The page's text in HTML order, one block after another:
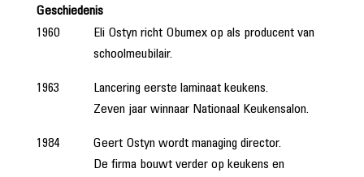
Geschiedenis
1960
Eli Ostyn richt Obumex op als producent van
schoolmeubilair.
1963
Lancering eerste laminaat keukens.
Zeven jaar winnaar Nationaal Keukensalon.
1984
Geert Ostyn wordt managing director.
De firma bouwt verder op keukens en